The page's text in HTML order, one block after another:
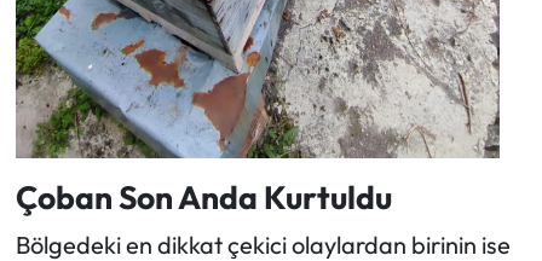
Çoban Son Anda Kurtuldu
Bölgedeki en dikkat çekici olaylardan birinin ise